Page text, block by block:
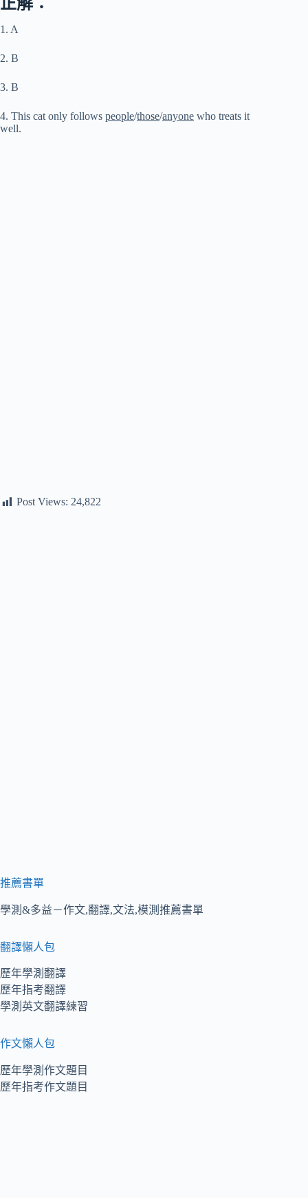
1. A
2. B
3. B
4. This cat only follows people/those/anyone who treats it
well.
Post Views: 24,822
推薦書單
學測&多益－作文,翻譯,文法,模測推薦書單
翻譯懶人包
歷年學測翻譯
歷年指考翻譯
學測英文翻譯練習
作文懶人包
歷年學測作文題目
歷年指考作文題目